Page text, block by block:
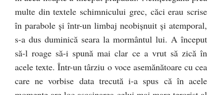
multe din textele schimnicului grec, căci erau scrise
în parabole şi într-un limbaj neobişnuit şi atemporal,
s-a dus duminică seara la mormântul lui. A început
să-l roage să-i spună mai clar ce a vrut să zică în
acele texte. Într-un târziu o voce asemănătoare cu cea
care ne vorbise data trecută i-a spus că în acele